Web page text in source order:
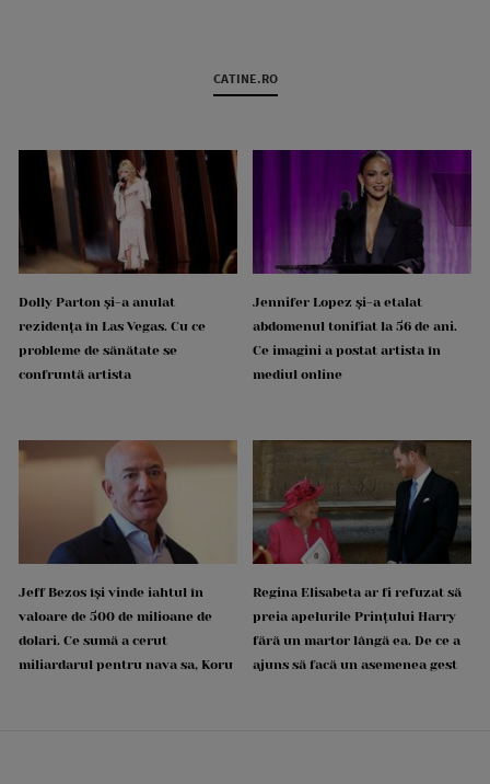
CATINE.RO
Dolly Parton și-a anulat
rezidența în Las Vegas. Cu ce
probleme de sănătate se
confruntă artista
Jennifer Lopez și-a etalat
abdomenul tonifiat la 56 de ani.
Ce imagini a postat artista în
mediul online
Jeff Bezos își vinde iahtul în
valoare de 500 de milioane de
dolari. Ce sumă a cerut
miliardarul pentru nava sa, Koru
Regina Elisabeta ar fi refuzat să
preia apelurile Prințului Harry
fără un martor lângă ea. De ce a
ajuns să facă un asemenea gest